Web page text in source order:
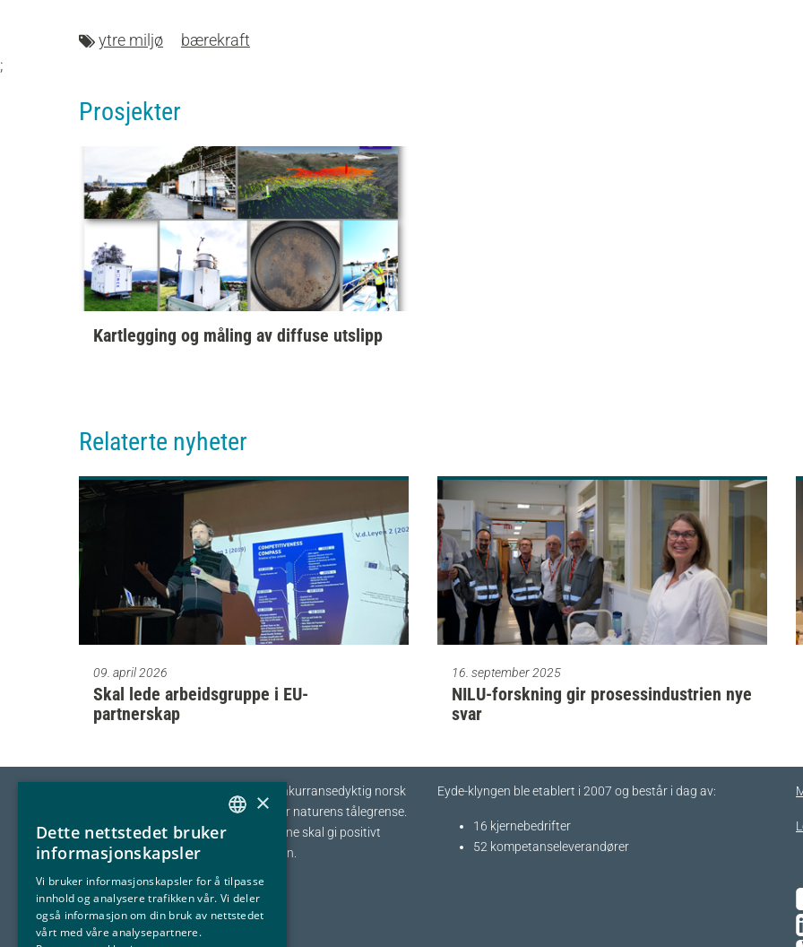
ytre miljø bærekraft
;
Prosjekter
Kartlegging og måling av diffuse utslipp
Relaterte nyheter
09. april 2026
Skal lede arbeidsgruppe i EU-
partnerskap
16. september 2025
NILU-forskning gir prosessindustrien nye
svar
Eyde-klyngen skal sikre tilvekst og konkurransedyktig norsk
prosessindustri som opererer innenfor naturens tålegrense.
I fellesskap streber vi etter at bedriftene skal gi positivt
bidrag tilbake til samfunnet og naturen.
Eyde-klyngen ble etablert i 2007 og består i dag av:
16 kjernebedrifter​
52 kompetanseleverandører
NORWEGIAN
×
Dette nettstedet bruker
informasjonskapsler
Vi bruker informasjonskapsler for å tilpasse
innhold og analysere trafikken vår. Vi deler
også informasjon om din bruk av nettstedet
vårt med våre analysepartnere.